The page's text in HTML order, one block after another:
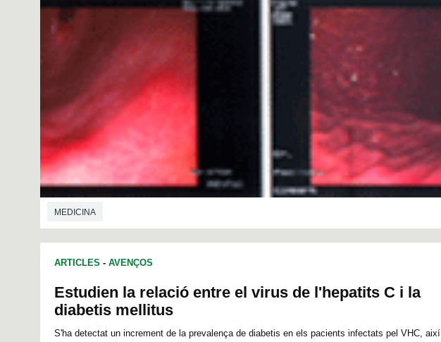
MEDICINA
ARTICLES - AVENÇOS
Estudien la relació entre el virus de l'hepatits C i la
diabetis mellitus
S'ha detectat un increment de la prevalença de diabetis en els pacients infectats pel VHC, així